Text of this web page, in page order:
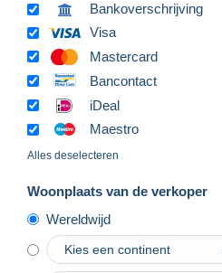
Bankoverschrijving
Visa
Mastercard
Bancontact
iDeal
Maestro
Alles deselecteren
Woonplaats van de verkoper
Wereldwijd